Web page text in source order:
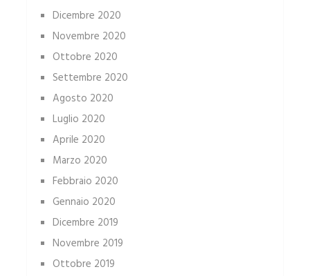
Dicembre 2020
Novembre 2020
Ottobre 2020
Settembre 2020
Agosto 2020
Luglio 2020
Aprile 2020
Marzo 2020
Febbraio 2020
Gennaio 2020
Dicembre 2019
Novembre 2019
Ottobre 2019